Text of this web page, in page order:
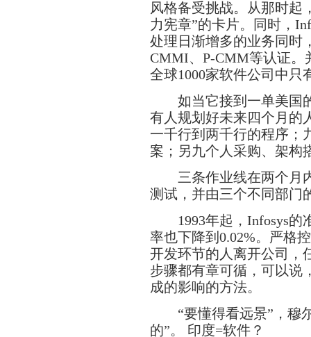
风格备受挑战。从那时起
力宪章”的卡片。同时，
处理日渐增多的业务同时
CMMI、P-CMM等认证。
全球1000家软件公司中只
如当它接到一单美国的
有人规划好未来四个月的
一千行到两千行的程序；
案；另九个人采购、架构
三条作业线在两个月内
测试，并由三个不同部门
1993年起，Infosys的
率也下降到0.02%。严格
开发环节的人离开公司，
步骤都有章可循，可以说
成的影响的方法。
“要懂得看远景”，穆尔
的”。 印度=软件？